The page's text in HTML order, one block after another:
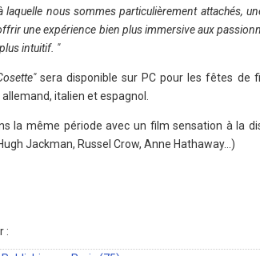
nous sommes particulièrement attachés,
une expérience bien plus immersive aux
intuitif. "
sera disponible sur PC pour les fêtes de
italien et espagnol.
la même période avec un film sensation à la
Jackman, Russel Crow, Anne Hathaway…)
: